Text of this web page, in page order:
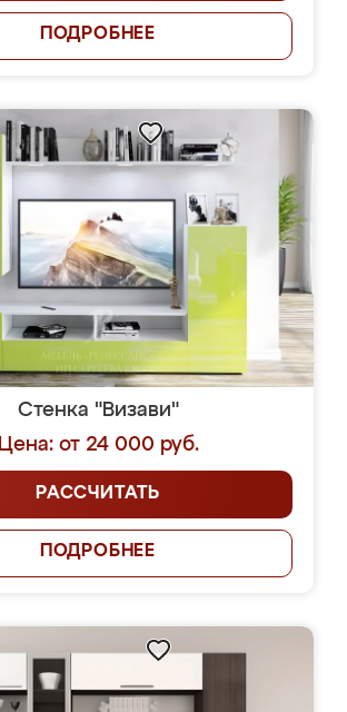
ПОДРОБНЕЕ
Стенка "Визави"
Цена: от 24 000 руб.
РАССЧИТАТЬ
ПОДРОБНЕЕ